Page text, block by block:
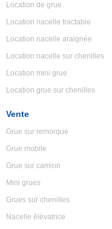
Location de grue
Location nacelle tractable
Location nacelle araignée
Location nacelle sur chenilles
Location mini grue
Location grue sur chenilles
Vente
Grue sur remorque
Grue mobile
Grue sur camion
Mini grues
Grues sur chenilles
Nacelle élévatrice